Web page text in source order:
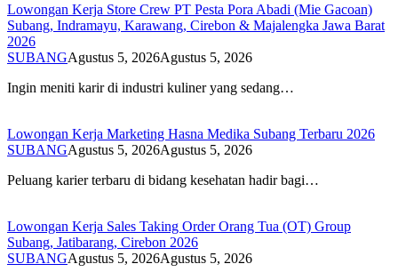
Lowongan Kerja Store Crew PT Pesta Pora Abadi (Mie Gacoan)
Subang, Indramayu, Karawang, Cirebon & Majalengka Jawa Barat
2026
SUBANGAgustus 5, 2026Agustus 5, 2026
Ingin meniti karir di industri kuliner yang sedang…
Lowongan Kerja Marketing Hasna Medika Subang Terbaru 2026
SUBANGAgustus 5, 2026Agustus 5, 2026
Peluang karier terbaru di bidang kesehatan hadir bagi…
Lowongan Kerja Sales Taking Order Orang Tua (OT) Group
Subang, Jatibarang, Cirebon 2026
SUBANGAgustus 5, 2026Agustus 5, 2026